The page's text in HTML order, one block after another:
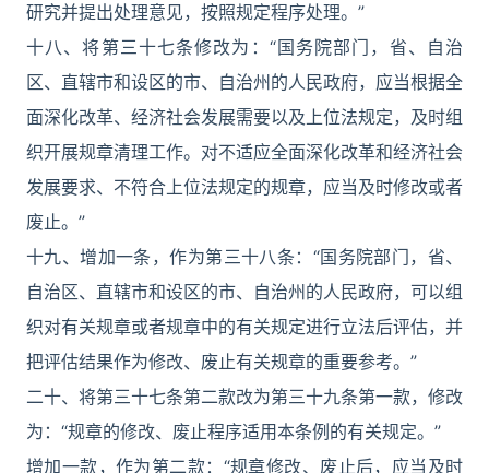
研究并提出处理意见，按照规定程序处理。”
十八、将第三十七条修改为：“国务院部门，省、自治
区、直辖市和设区的市、自治州的人民政府，应当根据全
面深化改革、经济社会发展需要以及上位法规定，及时组
织开展规章清理工作。对不适应全面深化改革和经济社会
发展要求、不符合上位法规定的规章，应当及时修改或者
废止。”
十九、增加一条，作为第三十八条：“国务院部门，省、
自治区、直辖市和设区的市、自治州的人民政府，可以组
织对有关规章或者规章中的有关规定进行立法后评估，并
把评估结果作为修改、废止有关规章的重要参考。”
二十、将第三十七条第二款改为第三十九条第一款，修改
为：“规章的修改、废止程序适用本条例的有关规定。”
增加一款，作为第二款：“规章修改、废止后，应当及时